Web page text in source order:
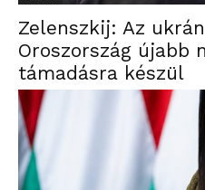
Zelenszkij: Az
Oroszország újabb
támadásra készül